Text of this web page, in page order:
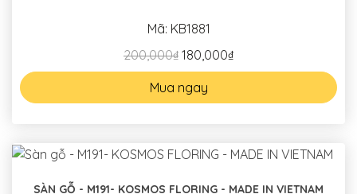
Mã: KB1881
200,000₫ 180,000₫
Mua ngay
SÀN GỖ - M191- KOSMOS FLORING - MADE IN VIETNAM